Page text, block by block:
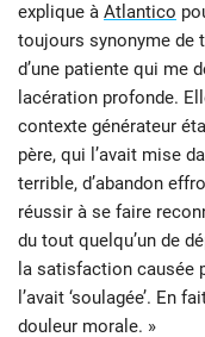
explique à Atlantico
toujours synonyme de
d’une patiente qui me
lacération profonde.
contexte générateur
père, qui l’avait mise
terrible, d’abandon
réussir à se faire
du tout quelqu’un de
la satisfaction causée
l’avait ‘soulagée’. En
douleur morale. »